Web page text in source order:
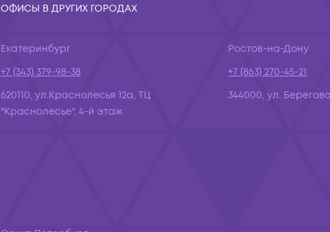
ОФИСЫ В ДРУГИХ ГОРОДАХ
Екатеринбург
+7 (343) 379-98-38
620110, ул.Краснолесья 12а, ТЦ
"Краснолесье", 4-й этаж
Ростов-на-Дону
+7 (863) 270-45-21
344000, ул.